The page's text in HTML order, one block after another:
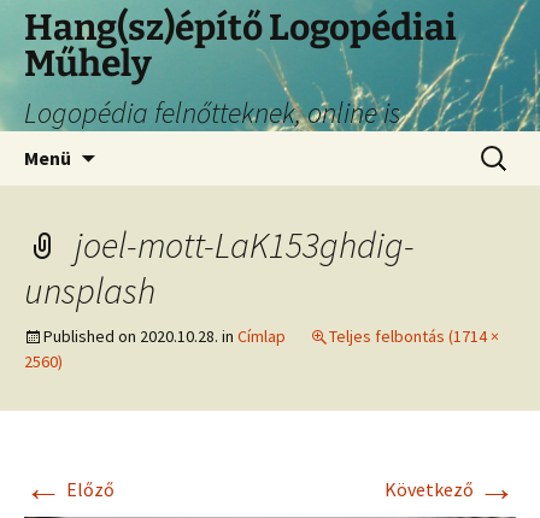
Hang(sz)építő Logopédiai
Műhely
Logopédia felnőtteknek, online is
Menü
joel-mott-LaK153ghdig-
unsplash
Published on 2020.10.28. in Címlap
Teljes felbontás (1714 ×
2560)
← Előző Következő →